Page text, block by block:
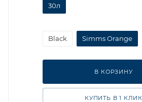
30л
Black Simms Orange
В КОРЗИНУ
КУПИТЬ В 1 КЛИК